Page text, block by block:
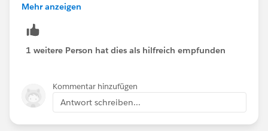
Mehr anzeigen
1 weitere Person hat dies als hilfreich empfunden
Kommentar hinzufügen
Antwort schreiben...